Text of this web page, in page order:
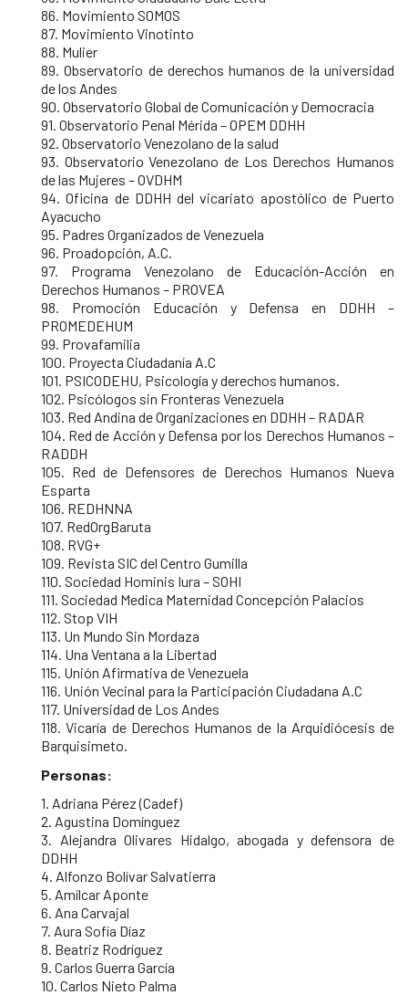
86. Movimiento SOMOS
87. Movimiento Vinotinto
88. Mulier
89. Observatorio de derechos humanos de la universidad
de los Andes
90. Observatorio Global de Comunicación y Democracia
91. Observatorio Penal Mérida – OPEM DDHH
92. Observatorio Venezolano de la salud
93. Observatorio Venezolano de Los Derechos Humanos
de las Mujeres – OVDHM
94. Oficina de DDHH del vicariato apostólico de Puerto
Ayacucho
95. Padres Organizados de Venezuela
96. Proadopción, A.C.
97. Programa Venezolano de Educación-Acción en
Derechos Humanos – PROVEA
98. Promoción Educación y Defensa en DDHH –
PROMEDEHUM
99. Provafamilia
100. Proyecta Ciudadanía A.C
101. PSICODEHU, Psicología y derechos humanos.
102. Psicólogos sin Fronteras Venezuela
103. Red Andina de Organizaciones en DDHH – RADAR
104. Red de Acción y Defensa por los Derechos Humanos –
RADDH
105. Red de Defensores de Derechos Humanos Nueva
Esparta
106. REDHNNA
107. RedOrgBaruta
108. RVG+
109. Revista SIC del Centro Gumilla
110. Sociedad Hominis Iura – SOHI
111. Sociedad Medica Maternidad Concepción Palacios
112. Stop VIH
113. Un Mundo Sin Mordaza
114. Una Ventana a la Libertad
115. Unión Afirmativa de Venezuela
116. Unión Vecinal para la Participación Ciudadana A.C
117. Universidad de Los Andes
118. Vicaría de Derechos Humanos de la Arquidiócesis de
Barquisimeto.
Personas:
1. Adriana Pérez (Cadef)
2. Agustina Domínguez
3. Alejandra Olivares Hidalgo, abogada y defensora de
DDHH
4. Alfonzo Bolívar Salvatierra
5. Amílcar Aponte
6. Ana Carvajal
7. Aura Sofía Díaz
8. Beatriz Rodríguez
9. Carlos Guerra García
10. Carlos Nieto Palma